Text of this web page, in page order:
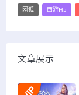
网狐 西游H5
文章展示